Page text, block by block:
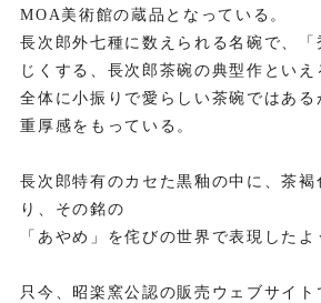
MOA美術館の蔵品となっている。
長次郎外七種に数えられる名碗で、「
じくする、長次郎茶碗の典型作といえ
全体に小振りで愛らしい茶碗ではある
重厚感をもっている。
長次郎特有のカセた黒釉の中に、茶褐
り、その銘の
「あやめ」を侘びの世界で表現したよ
只今、昭楽窯公認の販売ウェブサイ